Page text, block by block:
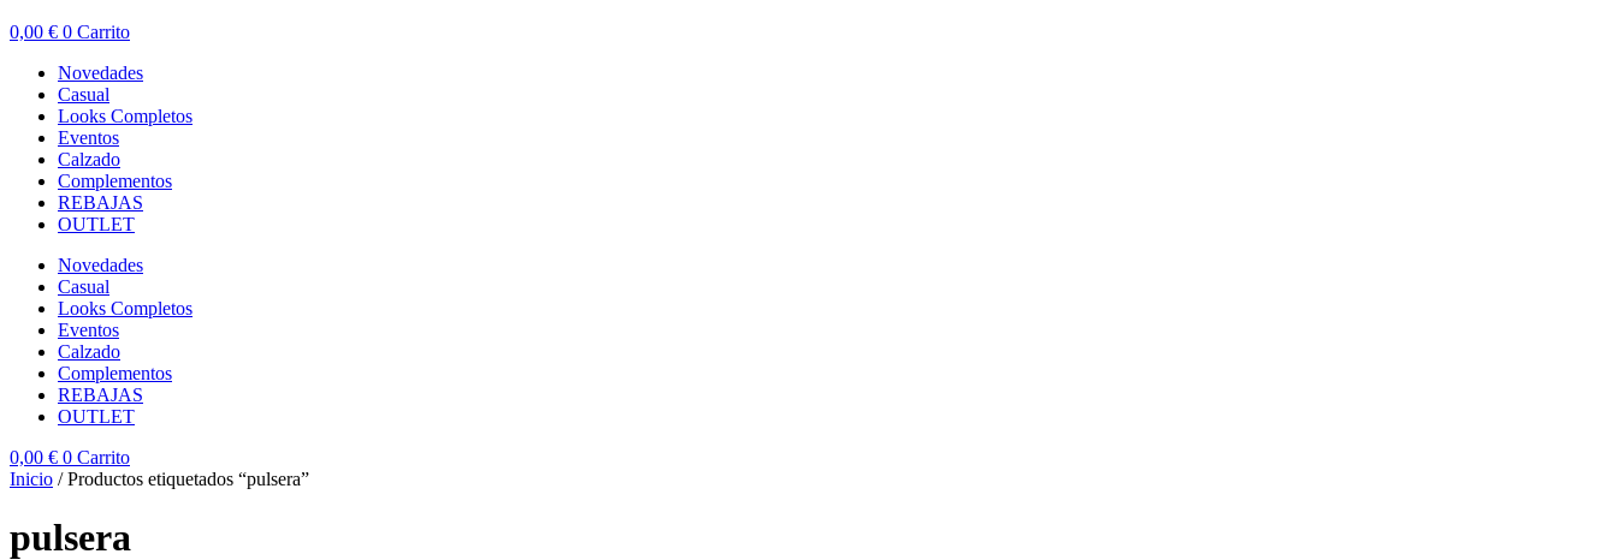
0,00 € 0 Carrito
Novedades
Casual
Looks Completos
Eventos
Calzado
Complementos
REBAJAS
OUTLET
Novedades
Casual
Looks Completos
Eventos
Calzado
Complementos
REBAJAS
OUTLET
0,00 € 0 Carrito
Inicio / Productos etiquetados “pulsera”
pulsera